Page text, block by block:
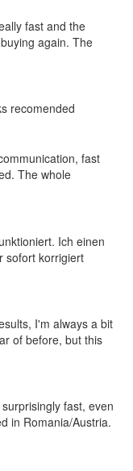
fast and the
again. The
recomended
fast
The whole
Ich einen
sofort korrigiert
I'm always a bit
of before, but this
fast, even
in Romania/Austria.